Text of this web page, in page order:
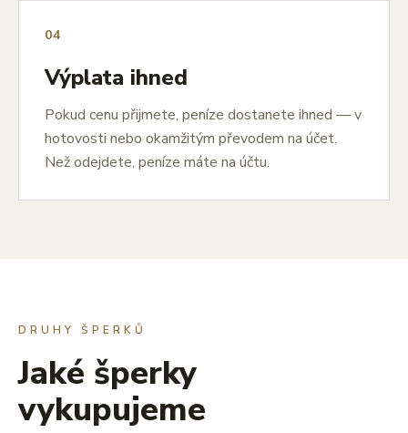
04
Výplata ihned
Pokud cenu přijmete, peníze dostanete ihned — v
hotovosti nebo okamžitým převodem na účet.
Než odejdete, peníze máte na účtu.
DRUHY ŠPERKŮ
Jaké šperky
vykupujeme